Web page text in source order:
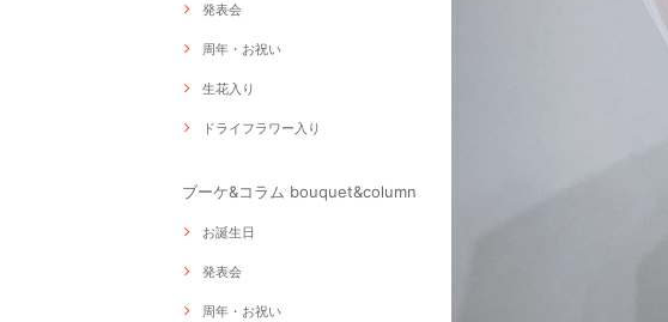
発表会
周年・お祝い
生花入り
ドライフラワー入り
ブーケ&コラム bouquet&column
お誕生日
発表会
周年・お祝い